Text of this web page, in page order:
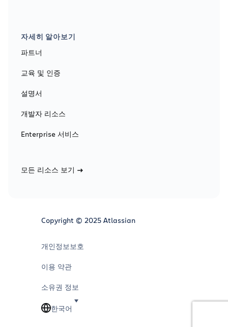
자세히 알아보기
파트너
교육 및 인증
설명서
개발자 리소스
Enterprise 서비스
모든 리소스 보기
Copyright © 2025 Atlassian
개인정보보호
이용 약관
소유권 정보